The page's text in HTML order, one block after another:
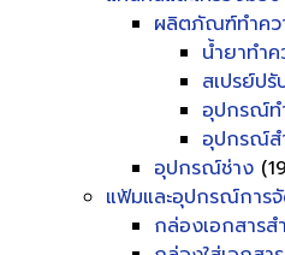
ผลิตภัณฑ์ทำคว
น้ำยาทำค
สเปรย์ป
อุปกรณ์ท
อุปกรณ์ส
อุปกรณ์ช่าง
แฟ้มและอุปกรณ์การ
กล่องเอกสารส